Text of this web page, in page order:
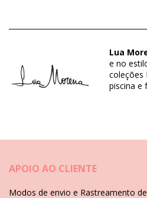
Material: 83% Polyamide, 17%
Forro: 88% Polyamide, 12%
SKU: 1981123028
Peso: 55g / 0.12lb / 1.94oz
Fotos retocadas
Lua
e no
coleções
piscina e
APOIO AO CLIENTE
Modos de envio e Rastreamento